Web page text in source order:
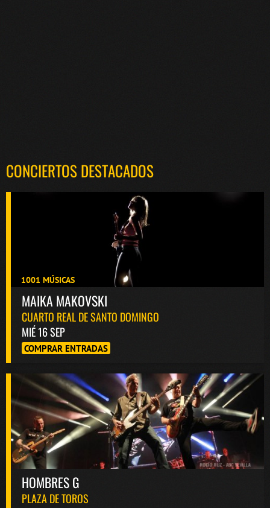
CONCIERTOS DESTACADOS
1001 MÚSICAS
MAIKA MAKOVSKI
CUARTO REAL DE SANTO DOMINGO
MIÉ 16 SEP
COMPRAR ENTRADAS
HOMBRES G
PLAZA DE TOROS